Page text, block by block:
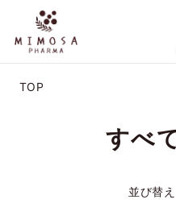
TOP
すべ
並び替え